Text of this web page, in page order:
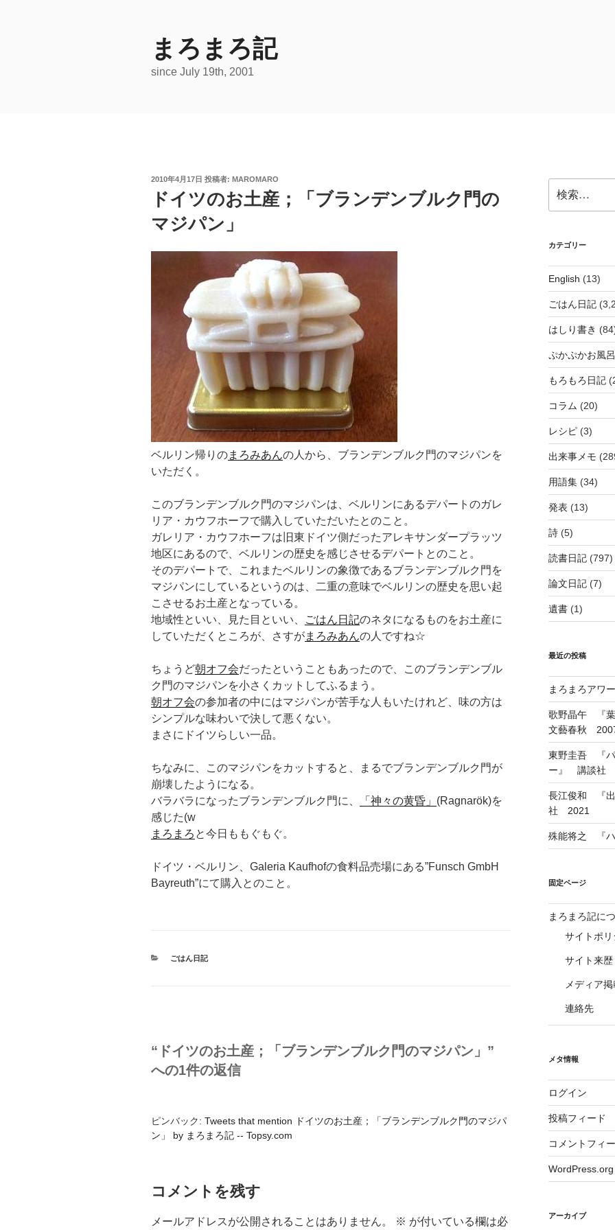
まろまろ記
since July 19th, 2001
投
日:
2010年4月17日 投稿者: MAROMARO
ドイツのお土産；「ブランデンブルク門の
マジパン」
ベルリン帰りのまろみあんの人から、ブランデンブルク門のマジパンを
いただく。
このブランデンブルク門のマジパンは、ベルリンにあるデパートのガレ
リア・カウフホーフで購入していただいたとのこと。
ガレリア・カウフホーフは旧東ドイツ側だったアレキサンダープラッツ
地区にあるので、ベルリンの歴史を感じさせるデパートとのこと。
そのデパートで、これまたベルリンの象徴であるブランデンブルク門を
マジパンにしているというのは、二重の意味でベルリンの歴史を思い起
こさせるお土産となっている。
地域性といい、見た目といい、
ごはん日記のネタになるものをお土産に
していただくところが、さすがまろみあんの人ですね☆
ちょうど朝オフ会だったということもあったので、このブランデンブル
ク門のマジパンを小さくカットしてふるまう。
朝オフ会の参加者の中にはマジパンが苦手な人もいたけれど、味の方は
シンプルな味わいで決して悪くない。
まさにドイツらしい一品。
ちなみに、このマジパンをカットすると、まるでブランデンブルク門が
崩壊したようになる。
バラバラになったブランデンブルク門に、
「神々の黄昏」 (Ragnarök)を
感じた(w
まろまろ と今日ももぐもぐ。
ドイツ・ベルリン、Galeria Kaufhofの食料品売場にある”Funsch GmbH
Bayreuth”にて購入とのこと。
カ
ごはん日記
“ドイツのお土産；「ブランデンブルク門のマジパン」”
への1件の返信
ピンバック: Tweets that mention ドイツのお土産；「ブランデンブルク門のマジパ
ン」 by まろまろ記 -- Topsy.com
コメントを残す
メールアドレスが公開されることはありません。 ※ が付いている欄は必
索:
カテゴリー
English (13)
ごはん日記
はしり書き
ぷかぷかお風
もろもろ日記
コラム (20)
レシピ(3)
出来事メモ
用語集(34)
発表 (13)
詩(5)
読書日記(797)
論文日記(7)
遺書(1)
最近の投稿
まろまろアワ
歌野晶午 『
文藝春秋
東野圭吾 『パ
ー』 講談社
長江俊和 『
社 2021
殊能将之 『
固定ページ
まろまろ記に
サイトポリ
サイト来歴
メディア
連絡先
メタ情報
ログイン
投稿フィード
コメントフィ
WordPress.org
アーカイブ